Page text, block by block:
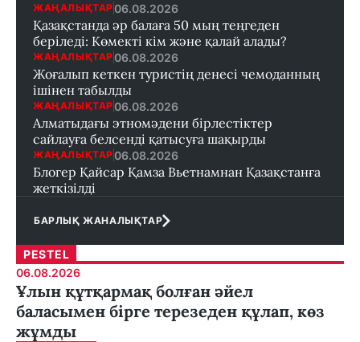
ЖАҢАЛЫҚТАР 06.08.2026
Қазақстанда әр балаға 50 мың теңгеден
беріледі: Көмекті кім және қалай алады?
ЖАҢАЛЫҚТАР 06.08.2026
Жоғалып кеткен туристің денесі чемоданның
ішінен табылды
ЖАҢАЛЫҚТАР 06.08.2026
Алматыдағы этномәдени бірлестіктер
сайлауға белсенді қатысуға шақырды
ЖАҢАЛЫҚТАР 06.08.2026
Блогер Қайсар Қамза Вьетнамнан Қазақстанға
жеткізілді
БАРЛЫҚ ЖАНАЛЫҚТАР
PESTEL
06.08.2026
Ұлын құтқармақ болған әйел
баласымен бірге терезеден құлап, көз
жұмды